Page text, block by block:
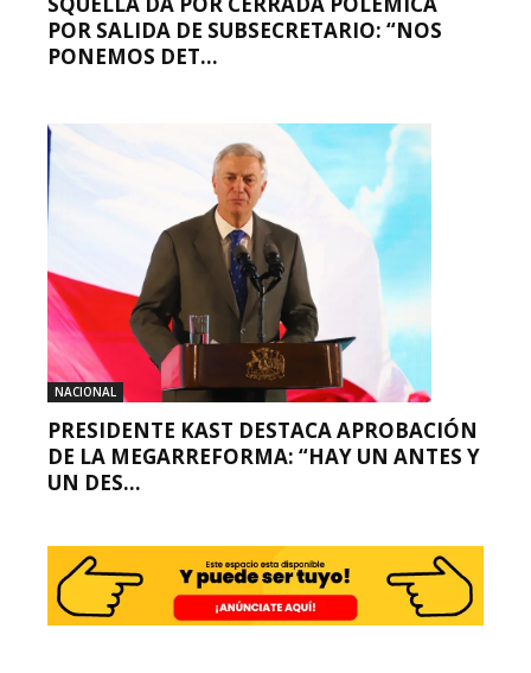
POR SALIDA DE SUBSECRETARIO: “NOS
PONEMOS DET...
NACIONAL
PRESIDENTE KAST DESTACA APROBACIÓN
DE LA MEGARREFORMA: “HAY UN ANTES Y
UN DES...